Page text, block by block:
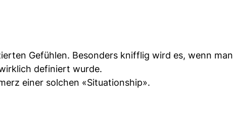
Gefühlen. Besonders knifflig wird es, wenn man
definiert wurde.
einer solchen «Situationship».